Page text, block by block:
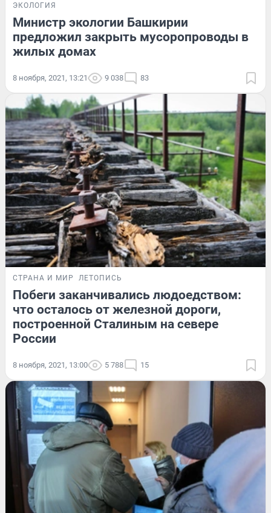
ЭКОЛОГИЯ
Министр экологии Башкирии
предложил закрыть мусоропроводы в
жилых домах
8 ноября, 2021, 13:21 9 038 83
СТРАНА И МИР ЛЕТОПИСЬ
Побеги заканчивались людоедством:
что осталось от железной дороги,
построенной Сталиным на севере
России
8 ноября, 2021, 13:00 5 788 15